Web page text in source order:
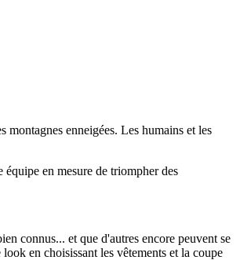
montagnes enneigées. Les humains et les
en mesure de triompher des
connus... et que d'autres encore peuvent se
en choisissant les vêtements et la coupe